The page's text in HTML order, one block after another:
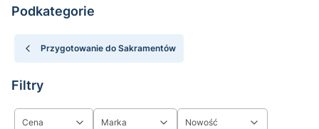
Podkategorie
Przygotowanie do Sakramentów
Filtry
Cena Marka Nowość